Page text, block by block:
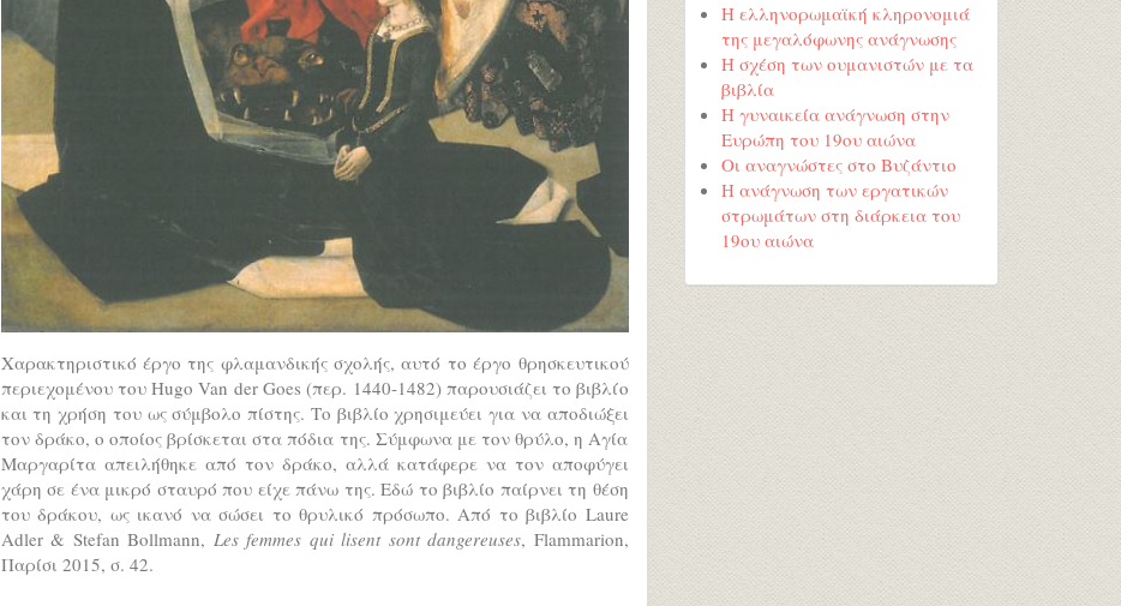
Χαρακτηριστικό έργο της φλαμανδικής σχολής, αυτό το έργο θρησκευτικού
περιεχομένου του Hugo Van der Goes (περ. 1440-1482) παρουσιάζει το βιβλίο
και τη χρήση του ως σύμβολο πίστης. Το βιβλίο χρησιμεύει για να αποδιώξει
τον δράκο, ο οποίος βρίσκεται στα πόδια της. Σύμφωνα με τον θρύλο, η Αγία
Μαργαρίτα απειλήθηκε από τον δράκο, αλλά κατάφερε να τον αποφύγει
χάρη σε ένα μικρό σταυρό που είχε πάνω της. Εδώ το βιβλίο παίρνει τη θέση
του δράκου, ως ικανό να σώσει το θρυλικό πρόσωπο. Από το βιβλίο Laure
Adler & Stefan Bollmann, Les femmes qui lisent sont dangereuses, Flammarion,
Παρίσι 2015, σ. 42.
Η ελληνορωμαϊκή κληρονομιά
της μεγαλόφωνης ανάγνωσης
Η σχέση των ουμανιστών με τα
βιβλία
Η γυναικεία ανάγνωση στην
Ευρώπη του 19ου αιώνα
Οι αναγνώστες στο Βυζάντιο
Η ανάγνωση των εργατικών
στρωμάτων στη διάρκεια του
19ου αιώνα